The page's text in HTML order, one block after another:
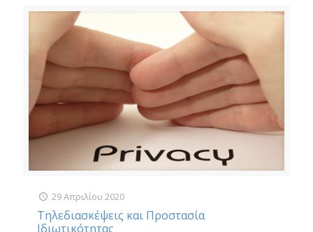
29 Απριλίου 2020
Τηλεδιασκέψεις και Προστασία
Ιδιωτικότητας